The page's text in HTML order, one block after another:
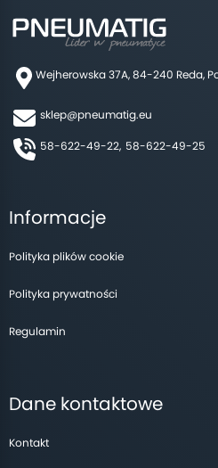
Wejherowska 37A, 84-240 Reda,
sklep@pneumatig.eu
58-622-49-22, 58-622-49-25
Informacje
Polityka plików cookie
Polityka prywatności
Regulamin
Dane kontaktowe
Kontakt